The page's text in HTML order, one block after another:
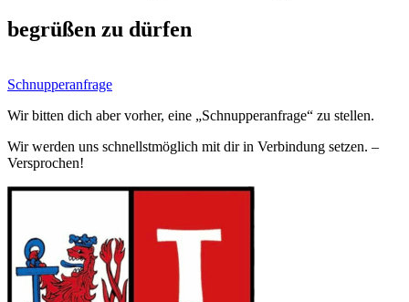
begrüßen zu dürfen
Schnupperanfrage
Wir bitten dich aber vorher, eine „Schnupperanfrage“ zu stellen.
Wir werden uns schnellstmöglich mit dir in Verbindung setzen. –
Versprochen!